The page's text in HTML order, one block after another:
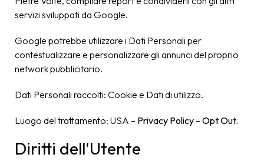
servizi sviluppati da Google.
Google potrebbe utilizzare i Dati Personali per
contestualizzare e personalizzare gli annunci del proprio
network pubblicitario.
Dati Personali raccolti: Cookie e Dati di utilizzo.
Luogo del trattamento: USA – Privacy Policy – Opt Out.
Diritti dell'Utente